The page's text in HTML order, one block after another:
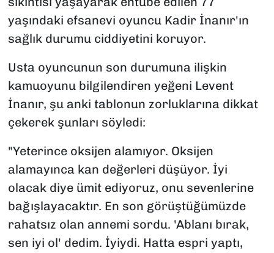
yaşındaki efsanevi oyuncu Kadir İnanır'ın
sağlık durumu ciddiyetini koruyor.
Usta oyuncunun son durumuna ilişkin
kamuoyunu bilgilendiren yeğeni Levent
İnanır, şu anki tablonun zorluklarına dikkat
çekerek şunları söyledi:
"Yeterince oksijen alamıyor. Oksijen
alamayınca kan değerleri düşüyor. İyi
olacak diye ümit ediyoruz, onu sevenlerine
bağışlayacaktır. En son görüştüğümüzde
rahatsız olan annemi sordu. 'Ablanı bırak,
sen iyi ol' dedim. İyiydi. Hatta espri yaptı,